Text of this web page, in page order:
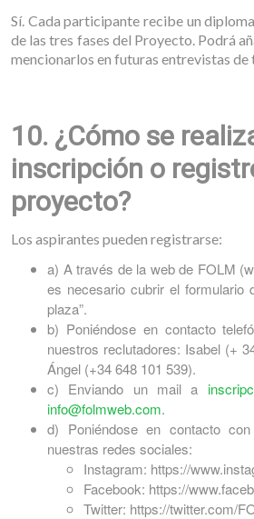
Sí. Cada participante recibe un
de las tres fases del Proyecto. Podrá
mencionarlos en futuras entrevistas de
10. ¿Cómo se
inscripción o
proyecto?
Los aspirantes pueden registrarse:
a) A través de la web de FOLM
es necesario cubrir el formulario
plaza”.
b) Poniéndose en contacto
nuestros reclutadores: Isabel (+
Ángel (+34 648 101 539).
c) Enviando un mail a
info@folmweb.com.
d) Poniéndose en contacto
nuestras redes sociales:
Instagram: https://
Facebook: https://
Twitter: https://twitter.com/